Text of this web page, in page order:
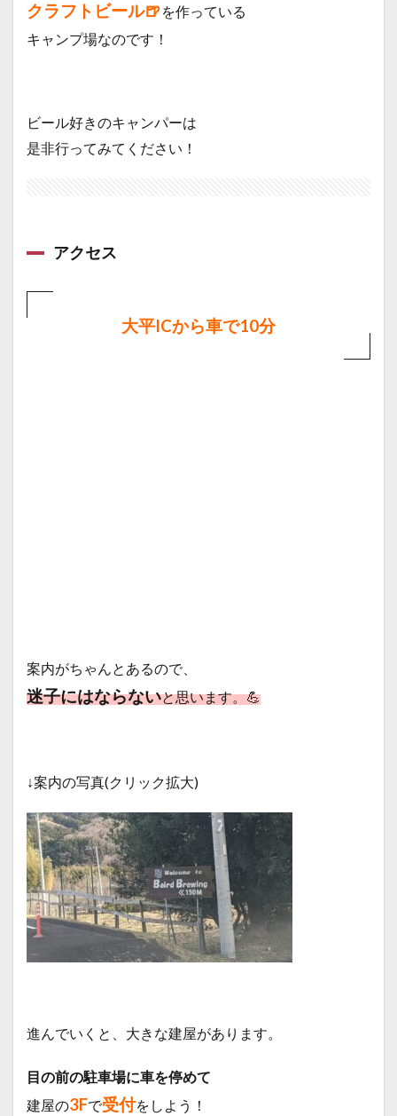
クラフトビール🍺 を作っている
キャンプ場なのです！
ビール好きのキャンパーは
是非行ってみてください！
アクセス
大平ICから車で10分
案内がちゃんとあるので、
迷子にはならないと思います。💪
↓案内の写真(クリック拡大)
進んでいくと、大きな建屋があります。
目の前の駐車場に車を停めて
建屋の3Fで受付をしよう！